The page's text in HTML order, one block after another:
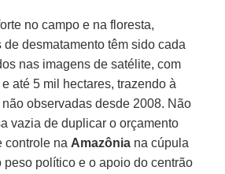
no campo e na floresta,
desmatamento têm sido cada
nas imagens de satélite, com
até 5 mil hectares, trazendo à
observadas desde 2008. Não
vazia de duplicar o orçamento
controle na Amazônia na cúpula
peso político e o apoio do centrão